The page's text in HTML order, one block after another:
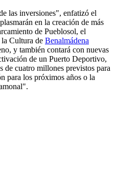
las inversiones", enfatizó el
en la creación de más
de Pueblosol, el
la Cultura de Benalmádena
y también contará con nuevas
de un Puerto Deportivo,
de cuatro millones previstos para
para los próximos años o la